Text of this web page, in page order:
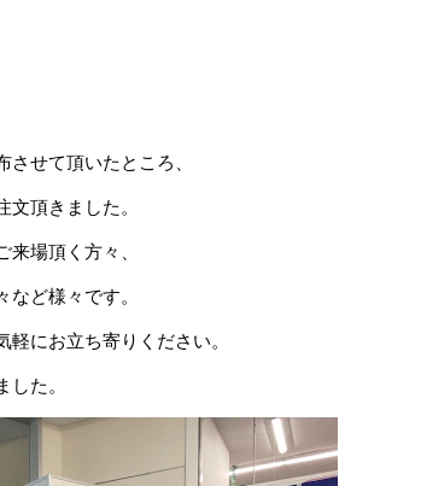
せて頂いたところ、
頂きました。
場頂く方々、
ど様々です。
にお立ち寄りください。
た。